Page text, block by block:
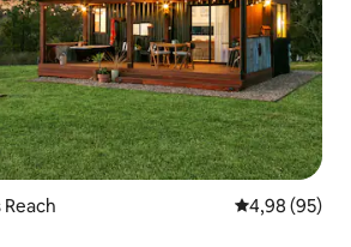
4,98 av 5 i
4,98 (95)